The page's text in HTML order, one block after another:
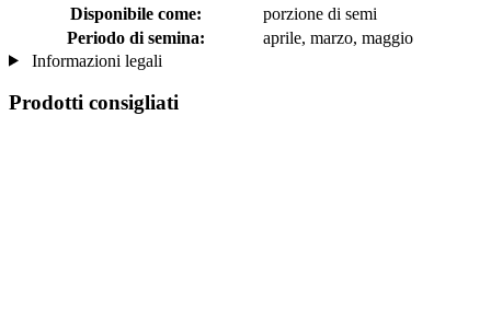
Disponibile come:
porzione di semi
Periodo di semina:
aprile, marzo, maggio
Informazioni legali
Prodotti consigliati